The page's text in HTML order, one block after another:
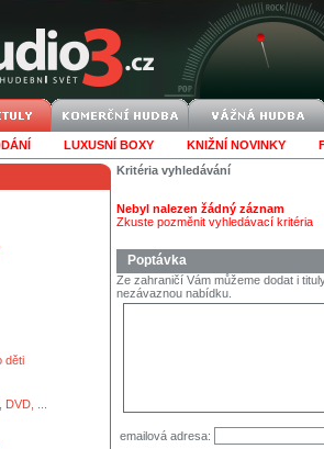
LUXUSNÍ BOXY KNIŽNÍ NOVINKY
děti
...
Kritéria vyhledávání
Nebyl nalezen žádný záznam
Zkuste pozměnit vyhledávací kritéria
Poptávka
Ze zahraničí Vám můžeme dodat i
nezávaznou nabídku.
emailová adresa: